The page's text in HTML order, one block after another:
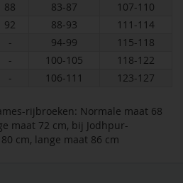
88 83-87
107-110
92 88-93
111-114
- 94-99
115-118
- 100-105
118-122
- 106-111 123-127
rijbroeken: Normale maat 68
maat 72 cm, bij Jodhpur-
cm, lange maat 86 cm